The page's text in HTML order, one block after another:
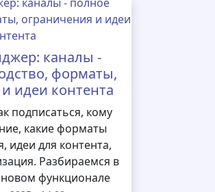
каналы -
форматы,
идеи контента
подписаться, кому
какие форматы
идеи для контента,
Разбираемся в
функционале